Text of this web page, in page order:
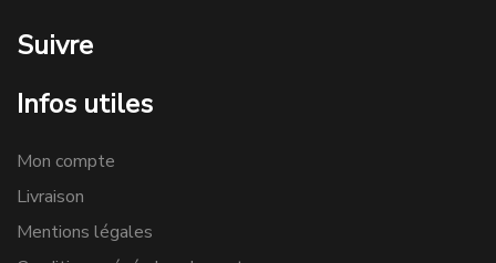
Suivre
Infos utiles
Mon compte
Livraison
Mentions légales